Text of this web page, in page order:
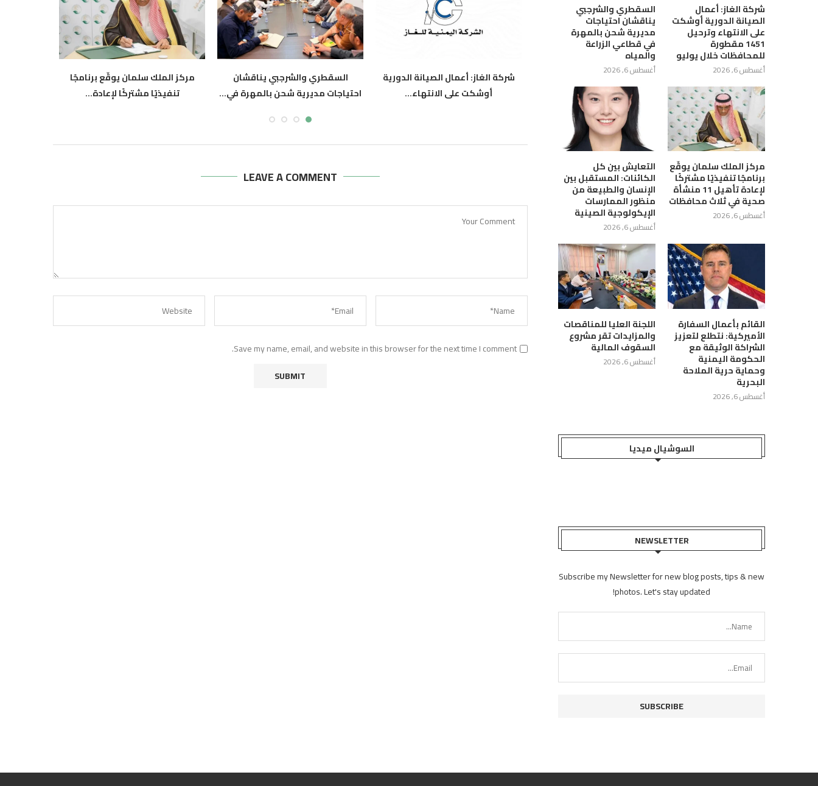
إدارة الصندوق الاجتماعي
للتنمية يعقد اجتماع في...
أغسطس 5, 2026
محافظ البنك المركزي اليمني يدشن
في عدن نظام...
أغسطس 5, 2026
شركة الغاز: أعمال الصيانة الدورية
أوشكت على الانتهاء...
السقطري والشرجبي يناقشان
احتياجات مديرية شحن بالمهرة في...
أغسطس 6, 2026
مركز الملك سلمان يوقّع برنامجًا
تنفيذيًا مشتركًا لإعادة...
LEAVE A COMMENT
Save my name, email, and website in this browser for the next time I comment.
شركة الغاز: أعمال
الصيانة الدورية أوشكت
على الانتهاء وترحيل
1451 مقطورة
للمحافظات خلال يوليو
أغسطس 6, 2026
السقطري والشرجبي
يناقشان احتياجات
مديرية شحن بالمهرة
في قطاعي الزراعة
والمياه
أغسطس 6, 2026
مركز الملك سلمان يوقّع
برنامجًا تنفيذيًا مشتركًا
لإعادة تأهيل 11 منشأة
صحية في ثلاث محافظات
أغسطس 6, 2026
التعايش بين كل
الكائنات: المستقبل بين
الإنسان والطبيعة من
منظور الممارسات
الإيكولوجية الصينية
أغسطس 6, 2026
القائم بأعمال السفارة
الأميركية: نتطلع لتعزيز
الشراكة الوثيقة مع
الحكومة اليمنية
وحماية حرية الملاحة
البحرية
أغسطس 6, 2026
اللجنة العليا للمناقصات
والمزايدات تقر مشروع
السقوف المالية
أغسطس 6, 2026
السوشيال ميديا
NEWSLETTER
Subscribe my Newsletter for new blog posts, tips & new
photos. Let's stay updated!